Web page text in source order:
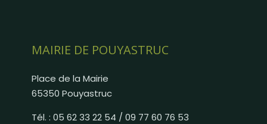
MAIRIE DE POUYASTRUC
Place de la Mairie
65350 Pouyastruc
Tél. : 05 62 33 22 54 / 09 77 60 76 53